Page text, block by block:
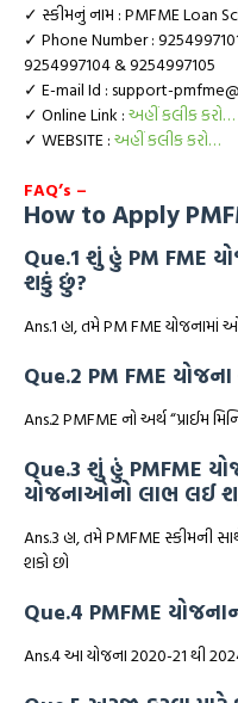
✓ સ્કીમનું નામ : PMFME Loan
✓ Phone Number :
9254997104 & 9254997105
✓ E-mail Id : support-
✓ Online Link :અહીં કલીક કરો…
✓ WEBSITE :અહીં કલીક કરો…
FAQ’s –
How to Apply
Que.1 શું હું PM FME
શકું છું?
Ans.1 હા, તમે PM FME
Que.2 PM FME
Ans.2 PMFME નો અર્થ “પ્રાઈમ
Que.3 શું હું PMFME
યોજનાઓનો લાભ લઈ
Ans.3 હા, તમે PMFME સ્કીમની
શકો છો
Que.4 PMFME
Ans.4 આ યોજના 2020-21 થી